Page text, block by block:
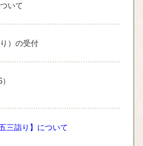
いて
）の受付
三詣り】について